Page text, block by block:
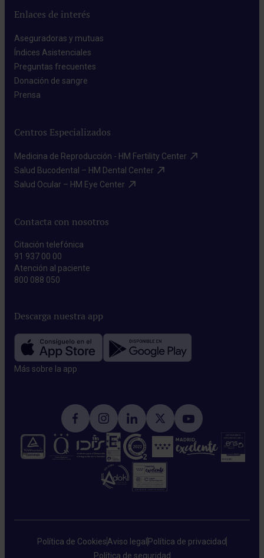
Enlaces de interés
Aseguradoras y mutuas​
Índices Asistenciales​
Preguntas frecuentes​
Donación de sangre​
Prensa​
Centros Especializados
Medicina de Reproducción - HM Fertility Center​
Salud Bucodental – HM Dental Center​
Salud Ocular – HM Eye Center​
Contacta con nosotros
Citación telefónica
91 937 00 00
Atención al paciente
800 088 050
Descarga nuestra app
Más sobre la app​
Política de CookiesAviso legal Política de privacidad
Política de seguridad